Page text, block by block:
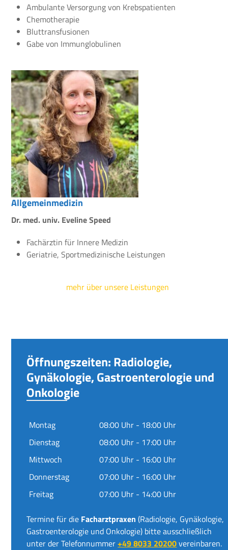
Ambulante Versorgung von Krebspatienten
Chemotherapie
Bluttransfusionen
Gabe von Immunglobulinen
Allgemeinmedizin
Dr. med. univ. Eveline Speed
Fachärztin für Innere Medizin
Geriatrie, Sportmedizinische Leistungen
mehr über unsere Leistungen
Öffnungszeiten: Radiologie,
Gynäkologie, Gastroenterologie und
Onkologie
Montag
08:00 Uhr - 18:00 Uhr
Dienstag
08:00 Uhr - 17:00 Uhr
Mittwoch
07:00 Uhr - 16:00 Uhr
Donnerstag
07:00 Uhr - 16:00 Uhr
Freitag
07:00 Uhr - 14:00 Uhr
Termine für die Facharztpraxen (Radiologie, Gynäkologie,
Gastroenterologie und Onkologie) bitte ausschließlich
unter der Telefonnummer+49 8033 20200vereinbaren.